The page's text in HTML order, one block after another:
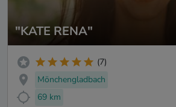
"KATE RENA"
(7)
Mönchengladbach
69 km